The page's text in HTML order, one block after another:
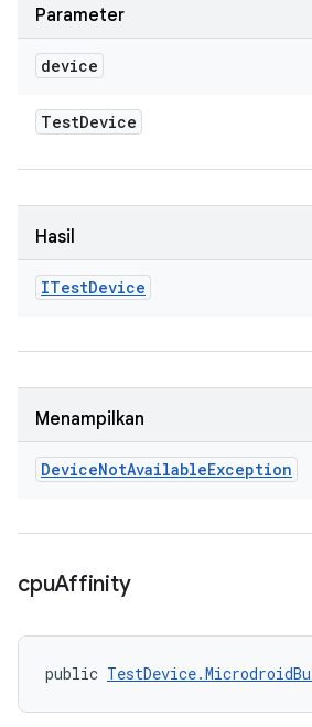
Parameter
device
TestDevice
Hasil
ITestDevice
Menampilkan
DeviceNotAvailableException
cpuAffinity
public